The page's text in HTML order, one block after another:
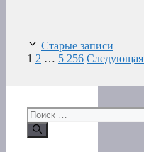
Старые записи
Страница
1 Страница
2 … Страница
5 256 Следующая
Поиск: